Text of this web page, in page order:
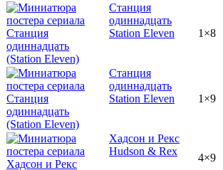
Станция
одиннадцать
Station Eleven
1×8
Станция
одиннадцать
Station Eleven
1×9
Хадсон и Рекс
Hudson & Rex
4×9